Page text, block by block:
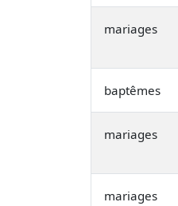
mariages
baptêmes
mariages
mariages